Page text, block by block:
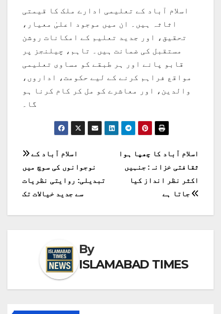
اسلام آباد کے تعلیمی ادارے ملک کا قیمتی
اثاثہ ہیں۔ ان میں موجود اعلیٰ معیار،
تحقیق، اور جدید تعلیم کے امکانات روشن
مستقبل کی ضمانت ہیں۔ تاہم، چیلنجز پر
قابو پانے اور ہر طبقے کو مساوی تعلیمی
مواقع فراہم کرنے کے لیے حکومت، اداروں،
والدین، اور معاشرے کو مل کر کام کرنا ہو
گا۔
پوسٹوں
کی
نیویگیشن
اسلام آباد کا چھپا ہوا
ثقافتی خزانہ: جنہیں
اکثر نظر انداز کیا
جاتا ہے
اسلام آباد کے
نوجوانوں کی سوچ میں
تبدیلی: روایتی نظریات
سے جدید خیالات تک
By
ISLAMABAD TIMES